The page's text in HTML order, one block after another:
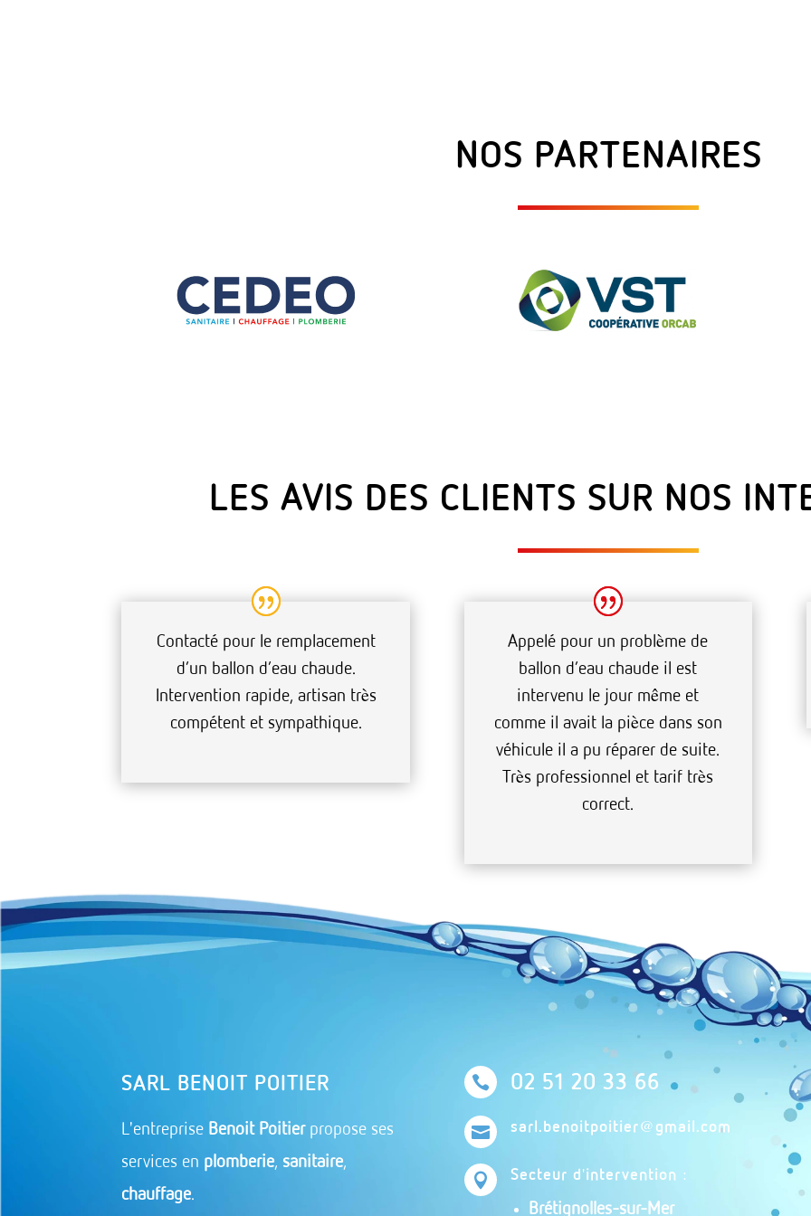
NOS PARTENAIRES
LES AVIS DES CLIENTS SUR NOS
Contacté pour le remplacement
d’un ballon d’eau chaude.
Intervention rapide, artisan très
compétent et sympathique.
Appelé pour un problème de
ballon d’eau chaude il est
intervenu le jour même et
comme il avait la pièce dans son
véhicule il a pu réparer de suite.
Très professionnel et tarif très
correct.
SARL BENOIT POITIER
L'entreprise Benoit Poitierpropose ses
services en plomberie, sanitaire,
chauffage.
 02 51 20 33 66
 sarl.benoitpoitier@gmail.com
 Secteur d'intervention :
Brétignolles-sur-Mer